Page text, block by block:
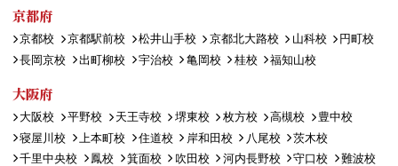
京都府
京都校 京都駅前校 松井山手校 京都北大路校 山科校
円町校
長岡京校
出町柳校 宇治校 亀岡校 桂校 福知山校
大阪府
大阪校 平野校 天王寺校 堺東校 枚方校 高槻校
豊中校
寝屋川校
上本町校 住道校 岸和田校 八尾校
茨木校
千里中央校
鳳校 箕面校 吹田校 河内長野校 守口校
難波校